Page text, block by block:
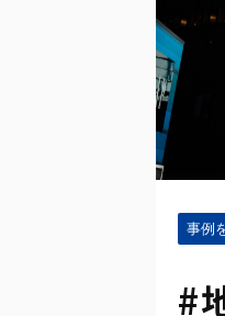
事例
#